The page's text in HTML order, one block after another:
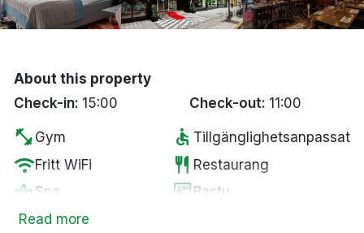
Hela Danmark
About this property
Check-in: 15:00 Check-out: 11:00
fitness_center Gym accessible Tillgänglighetsanpassat
wifiFritt WiFi restaurant Restaurang
spa Spa saunaBastu
hot_tubBubbelpool
Read more